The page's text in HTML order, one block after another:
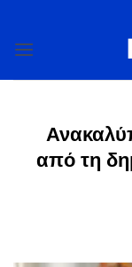
περιεχόμενο
από τη